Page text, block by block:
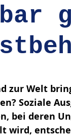
zur Welt
Soziale
bei deren
wird,